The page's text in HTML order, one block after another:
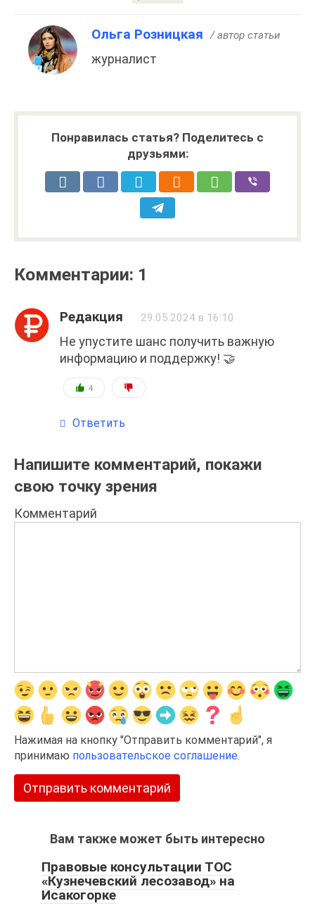
Ольга Розницкая / автор статьи
журналист
Понравилась статья? Поделитесь с
друзьями:
Комментарии: 1
Редакция 29.05.2024 в 16:10
Не упустите шанс получить важную
информацию и поддержку! 🤝
4
Ответить
Напишите комментарий, покажи
свою точку зрения
Комментарий
Нажимая на кнопку "Отправить комментарий", я
принимаю пользовательское соглашение.
Вам также может быть интересно
Правовые консультации ТОС
«Кузнечевский лесозавод» на
Исакогорке